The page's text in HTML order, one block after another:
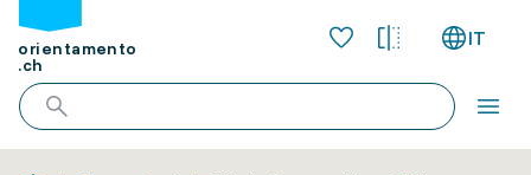
orientamento
.ch
IT